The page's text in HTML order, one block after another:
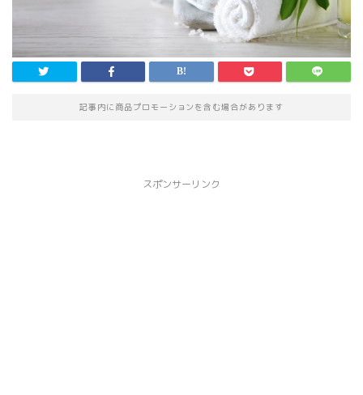
記事内に商品プロモーションを含む場合があります
スポンサーリンク